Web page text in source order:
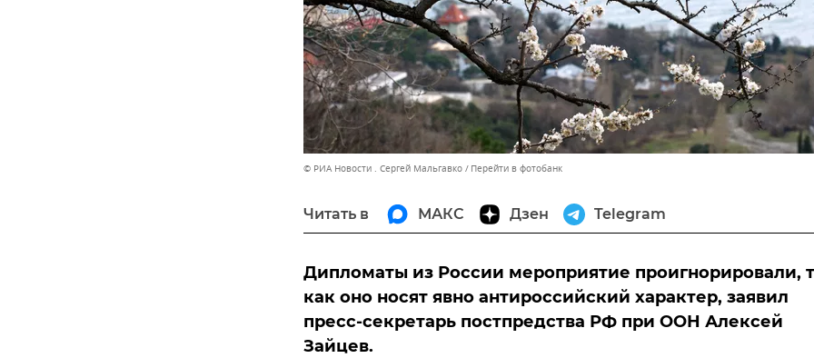
© РИА Новости . Сергей Мальгавко Перейти в фотобанк
Читать в МАКС Дзен Telegram
Дипломаты из России мероприятие проигнорировали,
как оно носят явно антироссийский характер, заявил
пресс-секретарь постпредства РФ при ООН Алексей
Зайцев.